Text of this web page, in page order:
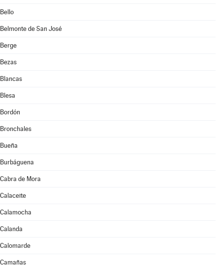
Bello
Belmonte de San José
Berge
Bezas
Blancas
Blesa
Bordón
Bronchales
Bueña
Burbáguena
Cabra de Mora
Calaceite
Calamocha
Calanda
Calomarde
Camañas